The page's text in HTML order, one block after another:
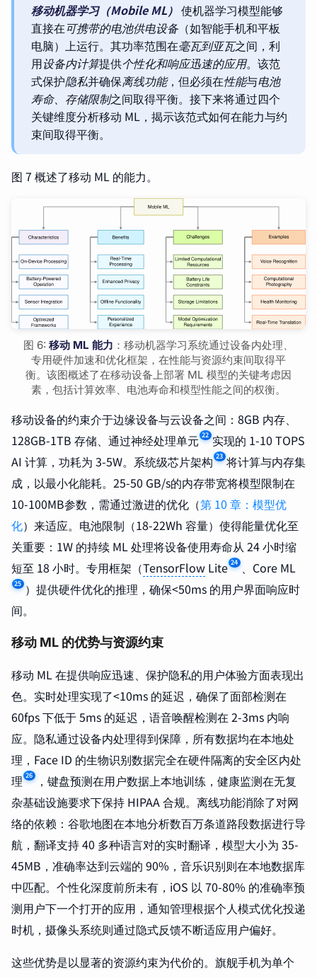
移动机器学习（Mobile ML） 使机器学习模型能够
直接在可携带的电池供电设备（如智能手机和平板
电脑）上运行。其功率范围在毫瓦到亚瓦之间，利
用设备内计算提供个性化和响应迅速的应用。该范
式保护隐私并确保离线功能，但必须在性能与电池
寿命、存储限制之间取得平衡。接下来将通过四个
关键维度分析移动 ML，揭示该范式如何在能力与约
束间取得平衡。
图 7 概述了移动 ML 的能力。
图 6: 移动 ML 能力 ：移动机器学习系统通过设备内处理、
专用硬件加速和优化框架，在性能与资源约束间取得平
衡。该图概述了在移动设备上部署 ML 模型的关键考虑因
素，包括计算效率、电池寿命和模型性能之间的权衡。
移动设备的约束介于边缘设备与云设备之间：8GB 内存、
128GB-1TB 存储、通过神经处理单元 22 实现的 1-10 TOPS
AI 计算，功耗为 3-5W。系统级芯片架构 23 将计算与内存集
成，以最小化能耗。25-50 GB/s的内存带宽将模型限制在
10-100MB参数，需通过激进的优化（第 10 章：模型优
化）来适应。电池限制（18-22Wh 容量）使得能量优化至
关重要：1W 的持续 ML 处理将设备使用寿命从 24 小时缩
短至 18 小时。专用框架（TensorFlow Lite 24 、Core ML
25 ）提供硬件优化的推理，确保<50ms 的用户界面响应时
间。
移动 ML 的优势与资源约束
移动 ML 在提供响应迅速、保护隐私的用户体验方面表现出
色。实时处理实现了<10ms 的延迟，确保了面部检测在
60fps 下低于 5ms 的延迟，语音唤醒检测在 2-3ms 内响
应。隐私通过设备内处理得到保障，所有数据均在本地处
理，Face ID 的生物识别数据完全在硬件隔离的安全区内处
理 26 ，键盘预测在用户数据上本地训练，健康监测在无复
杂基础设施要求下保持 HIPAA 合规。离线功能消除了对网
络的依赖：谷歌地图在本地分析数百万条道路段数据进行导
航，翻译支持 40 多种语言对的实时翻译，模型大小为 35-
45MB，准确率达到云端的 90%，音乐识别则在本地数据库
中匹配。个性化深度前所未有，iOS 以 70-80% 的准确率预
测用户下一个打开的应用，通知管理根据个人模式优化投递
时机，摄像头系统则通过隐式反馈不断适应用户偏好。
这些优势是以显著的资源约束为代价的。旗舰手机为单个